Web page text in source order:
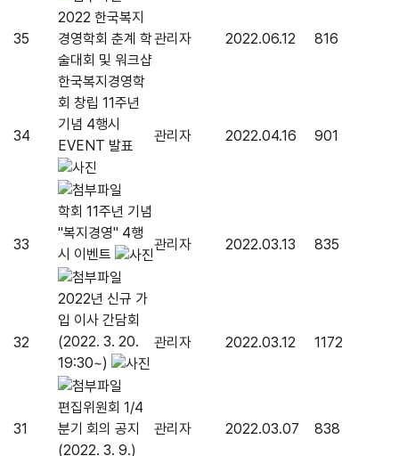
35
2022 한국복지
경영학회 춘계 학
술대회 및 워크샵
관리자 2022.06.12 816
34
한국복지경영학
회 창립 11주년
기념 4행시
EVENT 발표
관리자 2022.04.16 901
33
학회 11주년 기념
"복지경영" 4행
시 이벤트
관리자 2022.03.13 835
32
2022년 신규 가
입 이사 간담회
(2022. 3. 20.
19:30~)
관리자 2022.03.12 1172
31
편집위원회 1/4
분기 회의 공지
(2022. 3. 9.)
관리자 2022.03.07 838